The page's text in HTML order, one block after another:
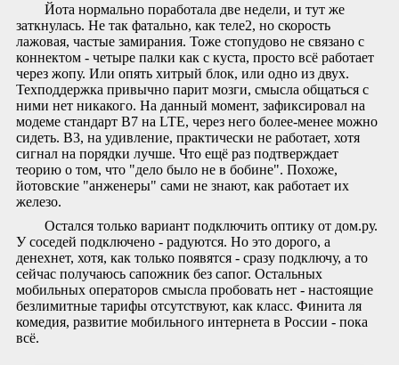
Йота нормально поработала две недели, и тут же
заткнулась. Не так фатально, как теле2, но скорость
лажовая, частые замирания. Тоже стопудово не связано с
коннектом - четыре палки как с куста, просто всё работает
через жопу. Или опять хитрый блок, или одно из двух.
Техподдержка привычно парит мозги, смысла общаться с
ними нет никакого. На данный момент, зафиксировал на
модеме стандарт B7 на LTE, через него более-менее можно
сидеть. B3, на удивление, практически не работает, хотя
сигнал на порядки лучше. Что ещё раз подтверждает
теорию о том, что "дело было не в бобине". Похоже,
йотовские "анженеры" сами не знают, как работает их
железо.
Остался только вариант подключить оптику от дом.ру.
У соседей подключено - радуются. Но это дорого, а
денехнет, хотя, как только появятся - сразу подключу, а то
сейчас получаюсь сапожник без сапог. Остальных
мобильных операторов смысла пробовать нет - настоящие
безлимитные тарифы отсутствуют, как класс. Финита ля
комедия, развитие мобильного интернета в России - пока
всё.